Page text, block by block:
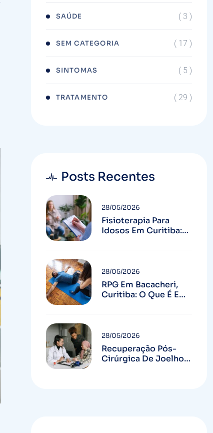
SAÚDE ( 3 )
SEM CATEGORIA ( 17 )
SINTOMAS ( 5 )
TRATAMENTO ( 29 )
Posts Recentes
Fisioterapia Para
Idosos Em Curitiba:
Menos Quedas
28/05/2026
RPG Em Bacacheri,
Curitiba: O Que É E
28/05/2026
Recuperação Pós-
Cirúrgica De Joelho
28/05/2026